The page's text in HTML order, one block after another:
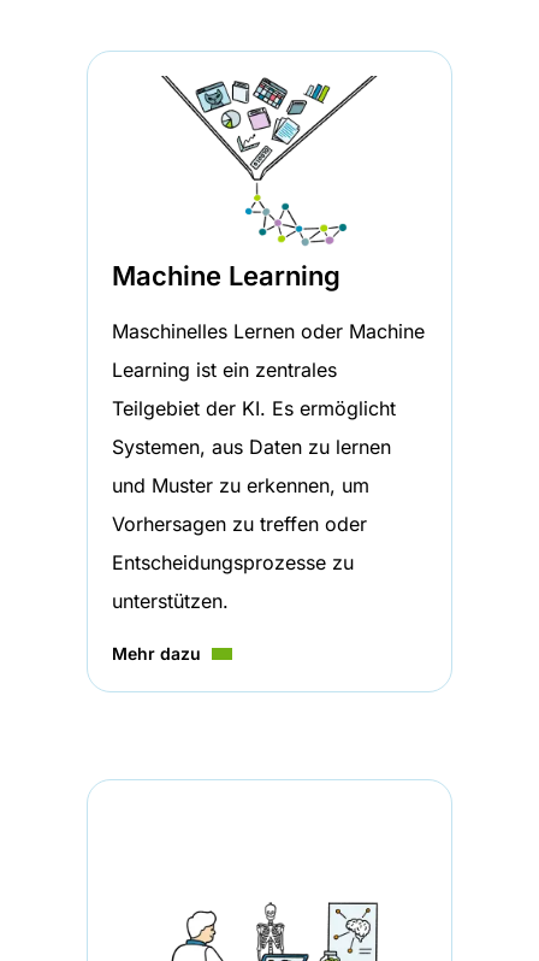
Machine Learning
Maschinelles Lernen oder Machine
Learning ist ein zentrales
Teilgebiet der KI. Es ermöglicht
Systemen, aus Daten zu lernen
und Muster zu erkennen, um
Vorhersagen zu treffen oder
Entscheidungsprozesse zu
unterstützen.
Mehr dazu